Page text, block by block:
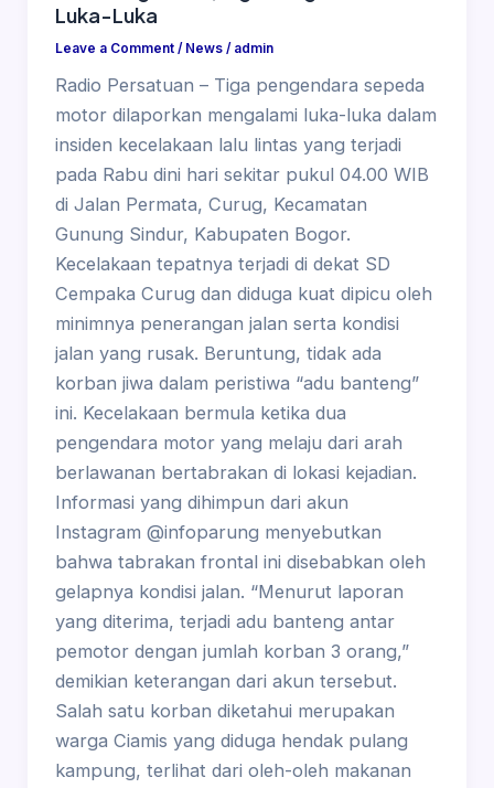
Luka-Luka
Leave a Comment / News/ admin
Radio Persatuan – Tiga pengendara sepeda
motor dilaporkan mengalami luka-luka dalam
insiden kecelakaan lalu lintas yang terjadi
pada Rabu dini hari sekitar pukul 04.00 WIB
di Jalan Permata, Curug, Kecamatan
Gunung Sindur, Kabupaten Bogor.
Kecelakaan tepatnya terjadi di dekat SD
Cempaka Curug dan diduga kuat dipicu oleh
minimnya penerangan jalan serta kondisi
jalan yang rusak. Beruntung, tidak ada
korban jiwa dalam peristiwa “adu banteng”
ini. Kecelakaan bermula ketika dua
pengendara motor yang melaju dari arah
berlawanan bertabrakan di lokasi kejadian.
Informasi yang dihimpun dari akun
Instagram @infoparung menyebutkan
bahwa tabrakan frontal ini disebabkan oleh
gelapnya kondisi jalan. “Menurut laporan
yang diterima, terjadi adu banteng antar
pemotor dengan jumlah korban 3 orang,”
demikian keterangan dari akun tersebut.
Salah satu korban diketahui merupakan
warga Ciamis yang diduga hendak pulang
kampung, terlihat dari oleh-oleh makanan